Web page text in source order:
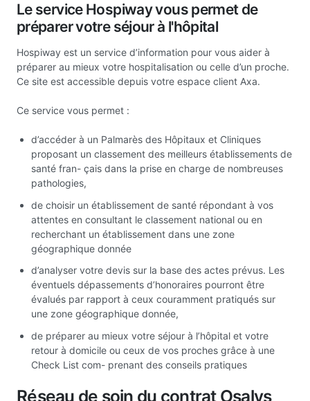
Le service Hospiway vous permet de
préparer votre séjour à l'hôpital
Hospiway est un service d’information pour vous aider à
préparer au mieux votre hospitalisation ou celle d’un proche.
Ce site est accessible depuis votre espace client Axa.
Ce service vous permet :
d’accéder à un Palmarès des Hôpitaux et Cliniques
proposant un classement des meilleurs établissements de
santé fran- çais dans la prise en charge de nombreuses
pathologies,
de choisir un établissement de santé répondant à vos
attentes en consultant le classement national ou en
recherchant un établissement dans une zone
géographique donnée
d’analyser votre devis sur la base des actes prévus. Les
éventuels dépassements d’honoraires pourront être
évalués par rapport à ceux couramment pratiqués sur
une zone géographique donnée,
de préparer au mieux votre séjour à l’hôpital et votre
retour à domicile ou ceux de vos proches grâce à une
Check List com- prenant des conseils pratiques
Réseau de soin du contrat Osalys